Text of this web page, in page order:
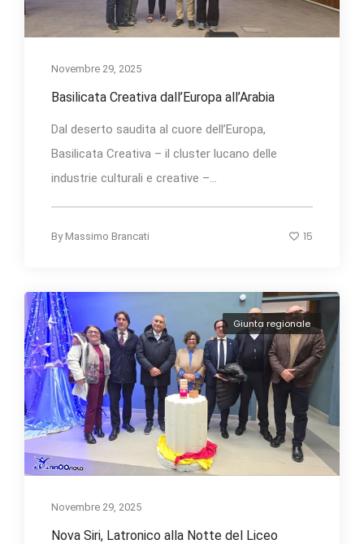
Novembre 29, 2025
Basilicata Creativa dall’Europa all’Arabia
Dal deserto saudita al cuore dell’Europa,
Basilicata Creativa – il cluster lucano delle
industrie culturali e creative –...
By Massimo Brancati 15
Giunta regionale
Novembre 29, 2025
Nova Siri, Latronico alla Notte del Liceo